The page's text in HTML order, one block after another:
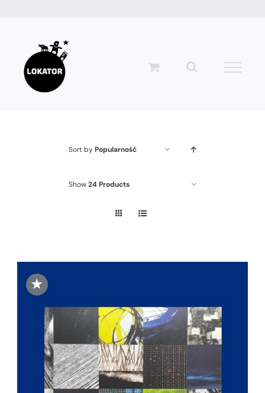
zawartości
Sort byPopularność
Show24 Products
★
DODAJ DO KOSZYKA / SZCZEGÓŁY